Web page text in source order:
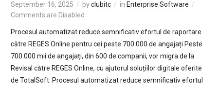
September 16, 2025 byclubitc in Enterprise Software
Comments are Disabled
Procesul automatizat reduce semnificativ efortul de raportare
către REGES Online pentru cei peste 700.000 de angajați Peste
700.000 mii de angajați, din 600 de companii, vor migra de la
Revisal către REGES Online, cu ajutorul soluțiilor digitale oferite
de TotalSoft. Procesul automatizat reduce semnificativ efortul